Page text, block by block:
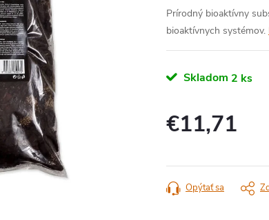
Prírodný bioaktívny
bioaktívnych systémov.
Skladom 2 ks
€11,71
Opýtať sa